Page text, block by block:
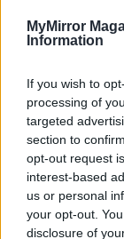
MyMirror
Information
If you wish to
processing of
targeted
section to
opt-out request
interest-based
us or personal
your opt-out.
disclosure of
KAPCSOLÓDÓ